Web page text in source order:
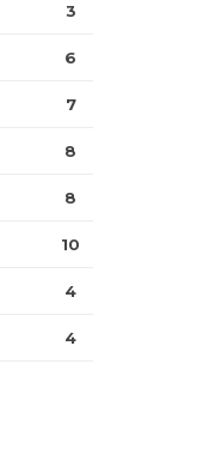
3
6
7
8
8
10
4
4